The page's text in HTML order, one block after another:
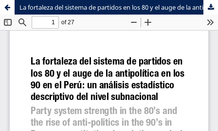
Sistema de
Bibliotecas
Facultad de
Ciencias Sociales
La fortaleza del sistema de partidos en los 80 y el auge de la antipolítica en los 90 en el Perú: un análisis estadístico descriptivo del nivel subnacional